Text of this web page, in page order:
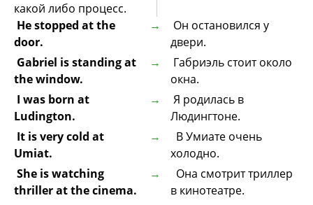
какой либо процесс.
He stopped at the
door.
Он остановился у
двери.
Gabriel is standing at
the window.
Габриэль стоит около
окна.
I was born at
Ludington.
Я родилась в
Людингтоне.
It is very cold at
Umiat.
В Умиате очень
холодно.
She is watching
thriller at the cinema.
Она смотрит триллер
в кинотеатре.